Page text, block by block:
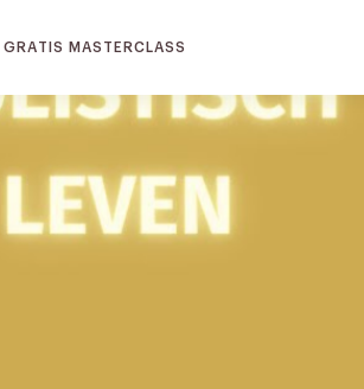
GRATIS MASTERCLASS